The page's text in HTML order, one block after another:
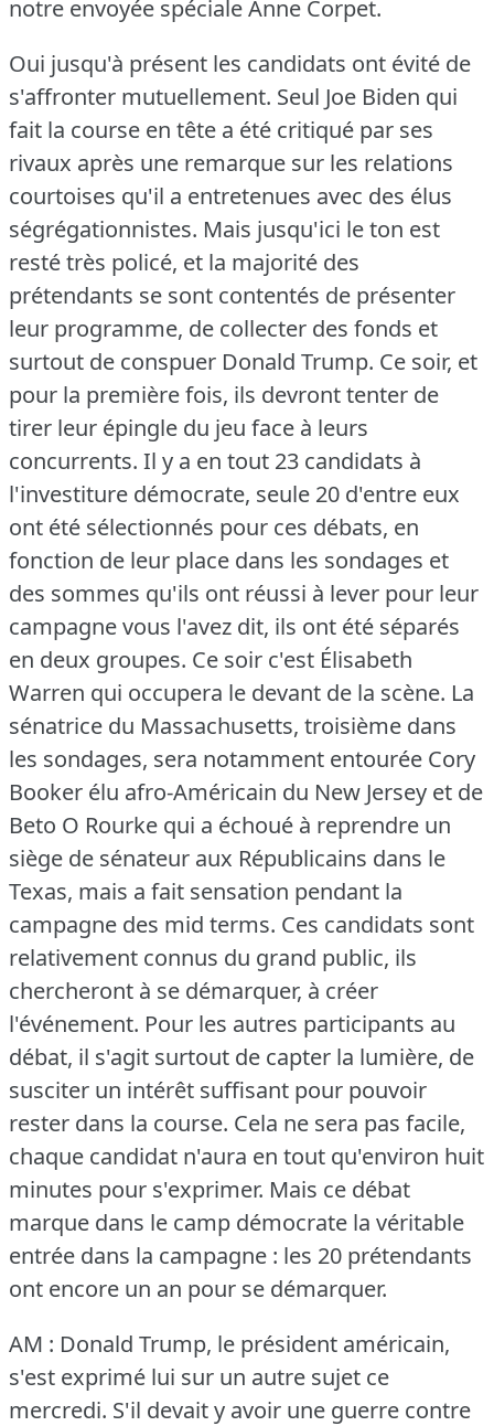
notre envoyée spéciale Anne Corpet.
Oui jusqu'à présent les candidats ont évité de
s'affronter mutuellement. Seul Joe Biden qui
fait la course en tête a été critiqué par ses
rivaux après une remarque sur les relations
courtoises qu'il a entretenues avec des élus
ségrégationnistes. Mais jusqu'ici le ton est
resté très policé, et la majorité des
prétendants se sont contentés de présenter
leur programme, de collecter des fonds et
surtout de conspuer Donald Trump. Ce soir, et
pour la première fois, ils devront tenter de
tirer leur épingle du jeu face à leurs
concurrents. Il y a en tout 23 candidats à
l'investiture démocrate, seule 20 d'entre eux
ont été sélectionnés pour ces débats, en
fonction de leur place dans les sondages et
des sommes qu'ils ont réussi à lever pour leur
campagne vous l'avez dit, ils ont été séparés
en deux groupes. Ce soir c'est Élisabeth
Warren qui occupera le devant de la scène. La
sénatrice du Massachusetts, troisième dans
les sondages, sera notamment entourée Cory
Booker élu afro-Américain du New Jersey et de
Beto O Rourke qui a échoué à reprendre un
siège de sénateur aux Républicains dans le
Texas, mais a fait sensation pendant la
campagne des mid terms. Ces candidats sont
relativement connus du grand public, ils
chercheront à se démarquer, à créer
l'événement. Pour les autres participants au
débat, il s'agit surtout de capter la lumière, de
susciter un intérêt suffisant pour pouvoir
rester dans la course. Cela ne sera pas facile,
chaque candidat n'aura en tout qu'environ huit
minutes pour s'exprimer. Mais ce débat
marque dans le camp démocrate la véritable
entrée dans la campagne : les 20 prétendants
ont encore un an pour se démarquer.
AM : Donald Trump, le président américain,
s'est exprimé lui sur un autre sujet ce
mercredi. S'il devait y avoir une guerre contre